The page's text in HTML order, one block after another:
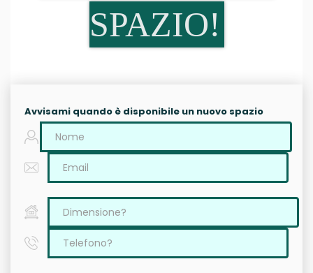
SPAZIO!
Avvisami quando è disponibile un nuovo spazio